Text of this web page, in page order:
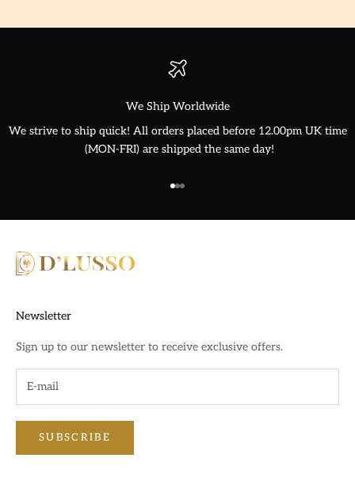
We Ship Worldwide
We strive to ship quick! All orders placed before 12.00pm UK time
(MON-FRI) are shipped the same day!
Go to item 1
Go to item 2
Go to item 3
Newsletter
Sign up to our newsletter to receive exclusive offers.
SUBSCRIBE